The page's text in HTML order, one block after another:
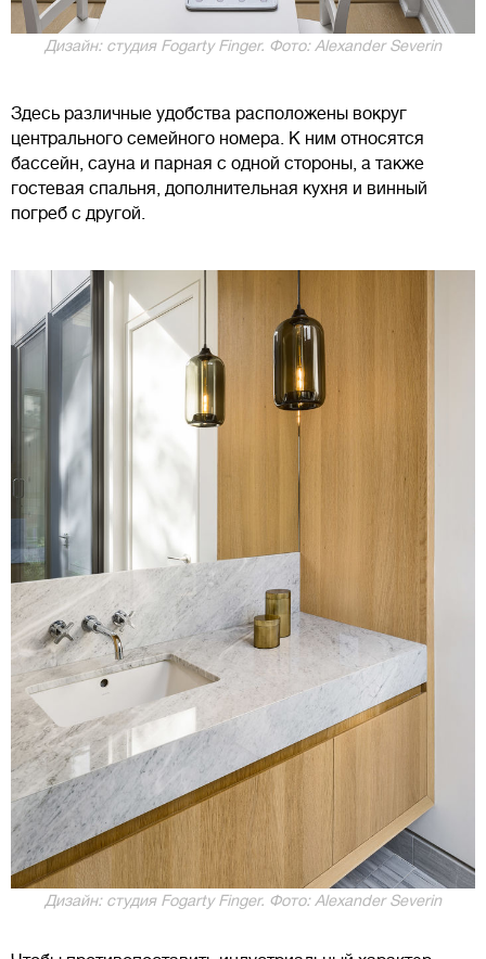
Дизайн: студия Fogarty Finger. Фото: Alexander Severin
Здесь различные удобства расположены вокруг
центрального семейного номера. К ним относятся
бассейн, сауна и парная с одной стороны, а также
гостевая спальня, дополнительная кухня и винный
погреб с другой.
Дизайн: студия Fogarty Finger. Фото: Alexander Severin